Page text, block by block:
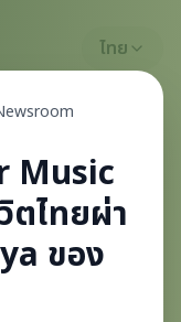
ไทย
Music
ตไทยผ่า
ของ